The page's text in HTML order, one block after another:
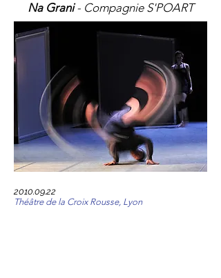
Na Grani- Compagnie S'POART
2010.09.22
Théâtre de la Croix Rousse, Lyon